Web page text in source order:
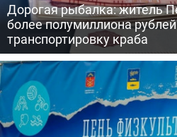
Дорогая рыбалка: житель
более полумиллиона
транспортировку краба